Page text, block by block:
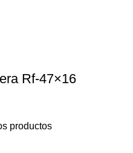
Rf-47×16
productos